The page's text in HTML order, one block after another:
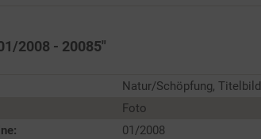
2008 - 20085"
Natur/Schöpfung,
Foto
01/2008
Service